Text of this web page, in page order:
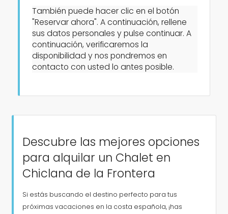
Servicios populares
Condiciones
Opciones
Distancias
También puede hacer clic en el botón
"Reservar ahora". A continuación, rellene
sus datos personales y pulse continuar. A
continuación, verificaremos la
disponibilidad y nos pondremos en
contacto con usted lo antes posible.
Descubre las mejores opciones
para alquilar un Chalet en
Chiclana de la Frontera
Si estás buscando el destino perfecto para tus
próximas vacaciones en la costa española, ¡has